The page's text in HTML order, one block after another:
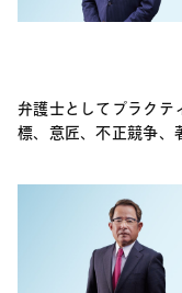
(n) 土壌、地下水汚染
弁護士としてプラクテ
標、意匠、不正競争、
訟・無効審判・審決
心に、比較的多くの技
近時は、米国特許紛
います。さらに、ラ
転契約、M&A等に伴
ジェンス等の経験もご